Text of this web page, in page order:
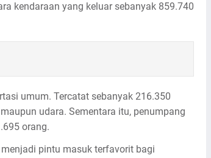
kendaraan yang keluar sebanyak 859.740
umum. Tercatat sebanyak 216.350
udara. Sementara itu, penumpang
orang.
menjadi pintu masuk terfavorit bagi